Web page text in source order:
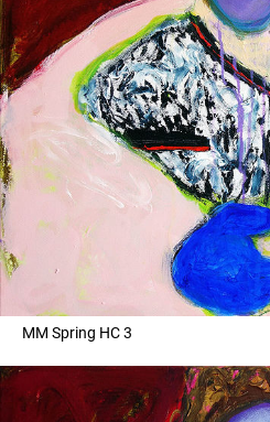
MM Spring HC 3